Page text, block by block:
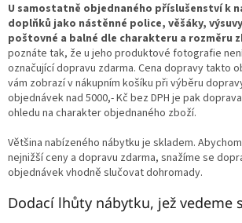
U samostatně objednaného příslušenství k
doplňků jako nástěnné police, věšáky,
poštovné a balné dle charakteru a rozměru
poznáte tak, že u jeho produktové fotografie
označující dopravu zdarma. Cena dopravy takto
vám zobrazí v nákupním košíku při výběru
objednávek nad 5000,- Kč bez DPH je pak
ohledu na charakter objednaného zboží.
Většina nabízeného nábytku je skladem.
nejnižší ceny a dopravu zdarma, snažíme se
objednávek vhodně slučovat dohromady.
Dodací lhůty nábytku, jež vedeme